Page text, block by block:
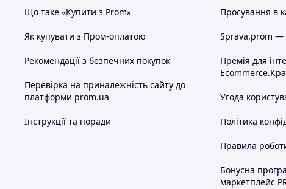
Що таке «Купити з Prom»
Як купувати з Пром-оплатою
Рекомендації з безпечних покупок
Перевірка на приналежність сайту до
платформи prom.ua
Інструкції та поради
Просування в
Sprava.prom —
Премія для
Угода
Політика
Правила
Бонусна
маркетплейс